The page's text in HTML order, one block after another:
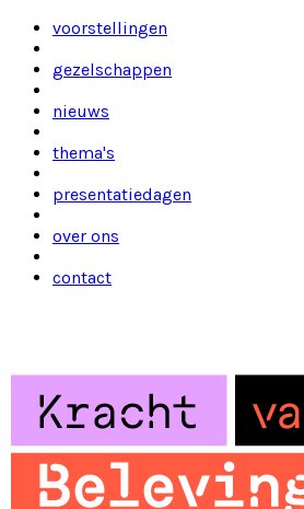
voorstellingen
gezelschappen
nieuws
thema's
presentatiedagen
over ons
contact